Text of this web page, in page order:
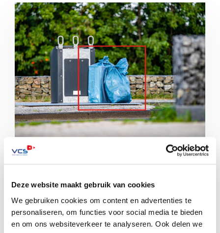
Deze website maakt gebruik van cookies
We gebruiken cookies om content en advertenties te
personaliseren, om functies voor social media te bieden
en om ons websiteverkeer te analyseren. Ook delen we
Afvaldumping is vooral in veel grote steden een
groeiend probleem. De groeiende bergen afval in
Lees meer